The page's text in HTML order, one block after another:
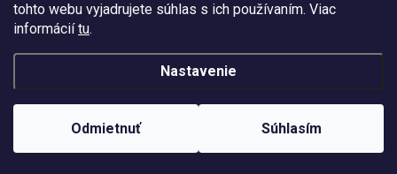
tohto webu vyjadrujete súhlas s ich používaním. Viac
informáciítu.
Nastavenie
Odmietnuť Súhlasím
Vytvoril Shoptet
Copyright 2026 . Všetky práva vyhradené.